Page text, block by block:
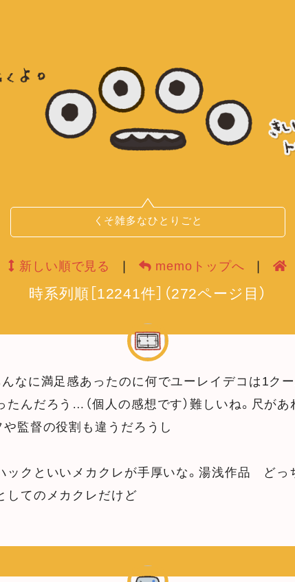
くそ雑多なひとりごと
新しい順で見る ❘ memoトップへ ❘
時系列順 12241件］ （272ページ目）
なに満足感あったのに何でユーレイデコは1ク
たんだろう…（個人の感想です）難しいね。尺が
や監督の役割も違うだろうし
ックといいメカクレが手厚いな。湯浅作品 どっ
してのメカクレだけど